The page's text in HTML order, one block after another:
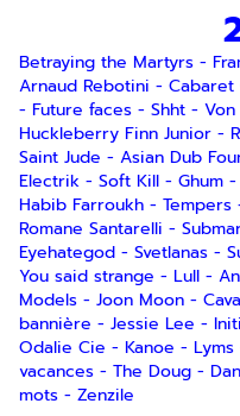
Betraying the Martyrs -
Arnaud Rebotini - Cabaret
- Future faces - Shht -
Huckleberry Finn Junior -
Saint Jude - Asian Dub
Electrik - Soft Kill - Ghum -
Habib Farroukh - Tempers
Romane Santarelli -
Eyehategod - Svetlanas -
You said strange - Lull -
Models - Joon Moon -
bannière - Jessie Lee -
Odalie Cie - Kanoe - Lyms
vacances - The Doug -
mots - Zenzile
En indiquant votre
consentez à
d’information par
pouvez vous
les liens de
contactant. Pour
notrePolitique de